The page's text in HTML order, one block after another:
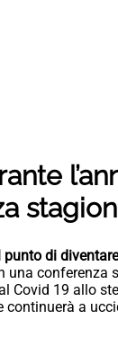
punto di
una conferenza
Covid 19 allo
continuerà a